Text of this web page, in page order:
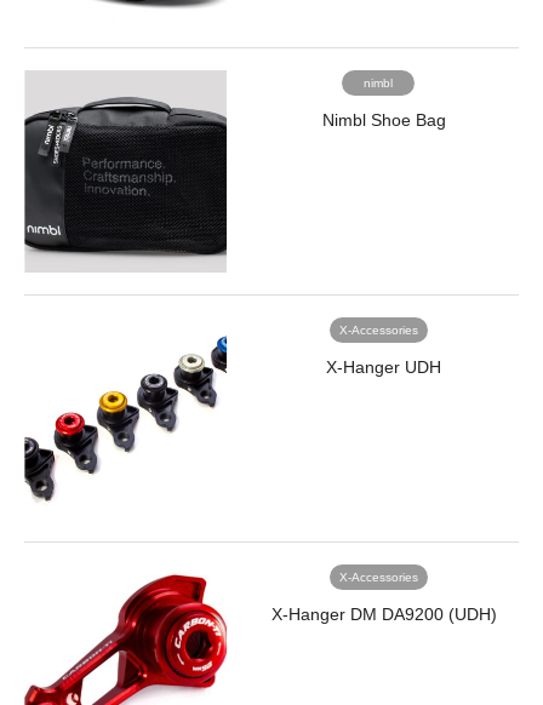
nimbl
Nimbl Shoe Bag
X-Accessories
X-Hanger UDH
X-Accessories
X-Hanger DM DA9200 (UDH)